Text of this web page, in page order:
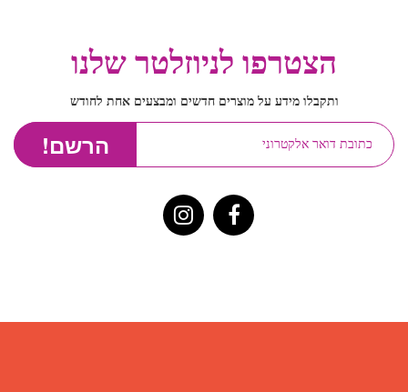
הצטרפו לניוזלטר שלנו
ותקבלו מידע על מוצרים חדשים ומבצעים אחת לחודש